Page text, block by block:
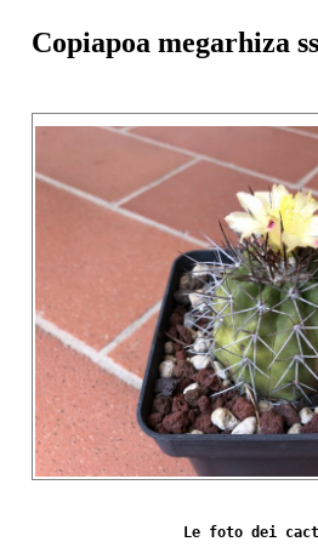
Copiapoa megarhiza
Le foto dei